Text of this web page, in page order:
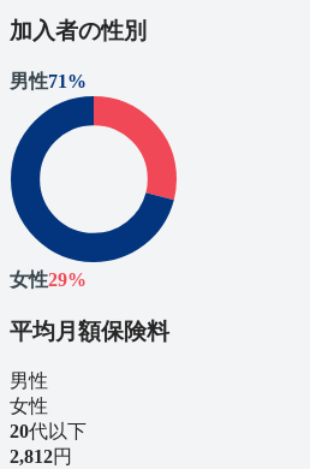
加入者の性別
男性71%
女性29%
平均月額保険料
男性
女性
20代以下
2,812円